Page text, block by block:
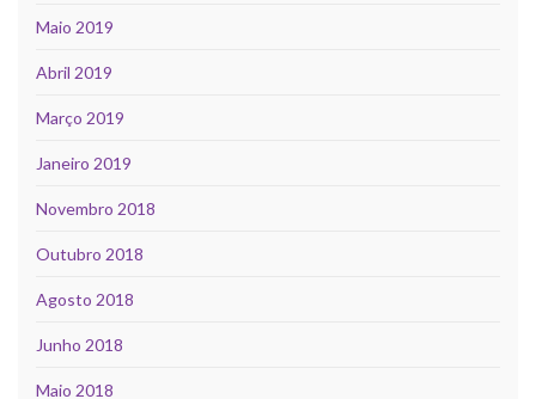
Maio 2019
Abril 2019
Março 2019
Janeiro 2019
Novembro 2018
Outubro 2018
Agosto 2018
Junho 2018
Maio 2018